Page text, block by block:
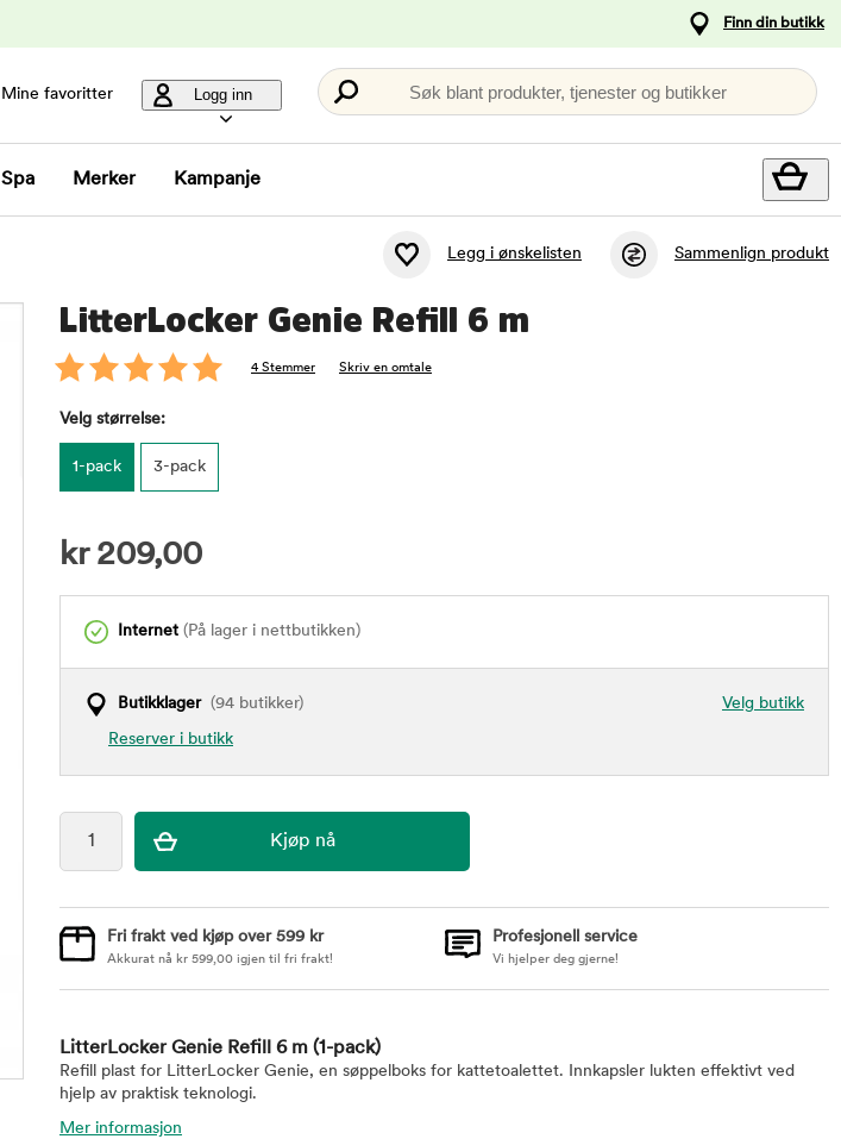
Finn din butikk
Mine favoritter Logg inn Søk blant produkter, tjenester og butikker
Spa Merker Kampanje
Legg i ønskelisten Sammenlign produkt
LitterLocker Genie Refill 6 m
4 Stemmer Skriv en omtale
Velg størrelse:
1-pack 3-pack
kr 209,00
Internet (På lager i nettbutikken)
Velg butikk
Butikklager(94 butikker)
Reserver i butikk
Fri frakt ved kjøp over 599 kr
Akkurat nå kr 599,00 igjen til fri frakt!
Profesjonell service
Vi hjelper deg gjerne!
LitterLocker Genie Refill 6 m (1-pack)
Refill plast for LitterLocker Genie, en søppelboks for kattetoalettet. Innkapsler lukten effektivt ved
hjelp av praktisk teknologi.
Mer informasjon